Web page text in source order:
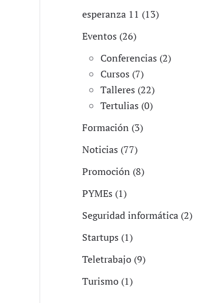
esperanza 11 (13)
Eventos (26)
Conferencias (2)
Cursos (7)
Talleres (22)
Tertulias (0)
Formación (3)
Noticias (77)
Promoción (8)
PYMEs (1)
Seguridad informática (2)
Startups (1)
Teletrabajo (9)
Turismo (1)